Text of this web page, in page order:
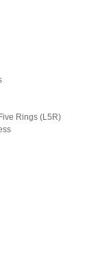
Rings (L5R)